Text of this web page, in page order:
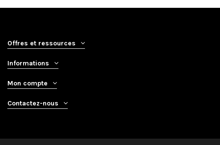
Offres et ressources
Informations
Mon compte
Contactez-nous